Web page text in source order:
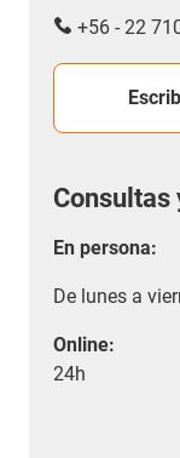
+56 - 22
Consultas
En persona:
De lunes a
Online:
24h